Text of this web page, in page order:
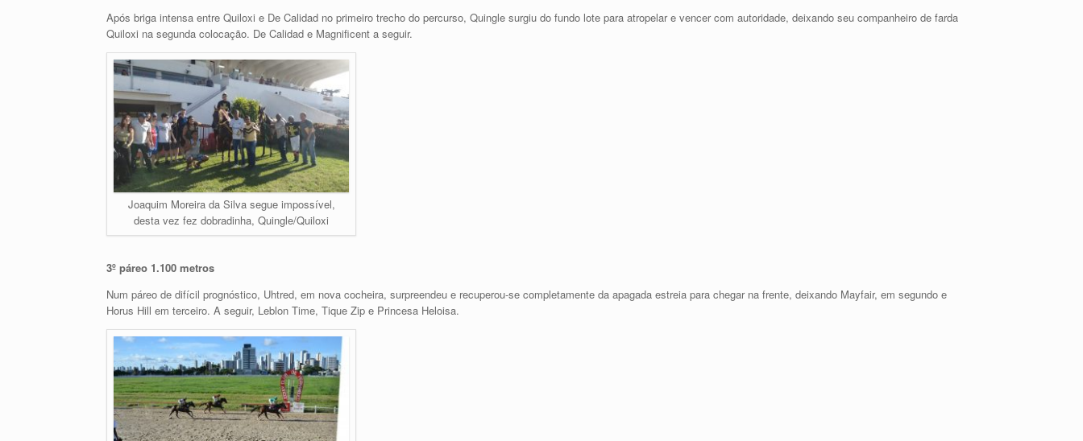
Após briga intensa entre Quiloxi e De Calidad no primeiro trecho do percurso, Quingle surgiu do fundo lote para atropelar e vencer com autoridade, deixando seu companheiro de farda
Quiloxi na segunda colocação. De Calidad e Magnificent a seguir.
Joaquim Moreira da Silva segue impossível,
desta vez fez dobradinha, Quingle/Quiloxi
3º páreo 1.100 metros
Num páreo de difícil prognóstico, Uhtred, em nova cocheira, surpreendeu e recuperou-se completamente da apagada estreia para chegar na frente, deixando Mayfair, em segundo e
Horus Hill em terceiro. A seguir, Leblon Time, Tique Zip e Princesa Heloisa.